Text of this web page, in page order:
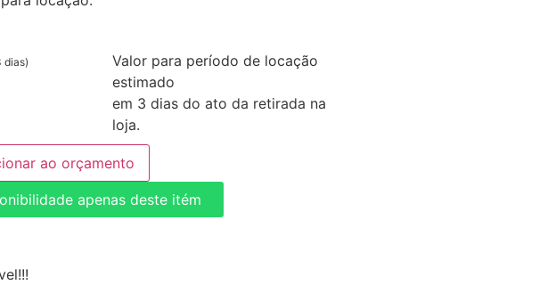
Valor para período de locação
estimado
em 3 dias do ato da retirada na
loja.
ao orçamento
apenas deste itém